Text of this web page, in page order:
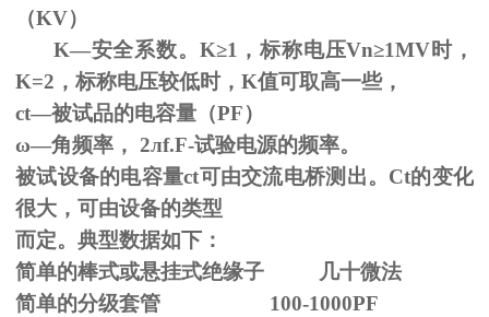
（KV）
K—安全系数。 K≥1，标称电压Vn≥1MV时，
K=2，标称电压较低时，K值可取高一些，
ct—被试品的电容量（PF）
ω—角频率， 2лf.F-试验电源的频率。
被试设备的电容量ct可由交流电桥测出。Ct的变化
很大，可由设备的类型
而定。典型数据如下：
简单的棒式或悬挂式绝缘子 几十微法
简单的分级套管 100-1000PF